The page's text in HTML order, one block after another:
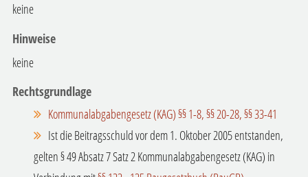
keine
Hinweise
keine
Rechtsgrundlage
Kommunalabgabengesetz (KAG) §§ 1-8, §§ 20-28, §§ 33-41
Ist die Beitragsschuld vor dem 1. Oktober 2005 entstanden,
gelten § 49 Absatz 7 Satz 2 Kommunalabgabengesetz (KAG) in